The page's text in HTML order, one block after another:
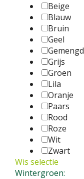
Beige
Blauw
Bruin
Geel
Gemengd
Grijs
Groen
Lila
Oranje
Paars
Rood
Roze
Wit
Zwart
Wis selectie
Wintergroen: